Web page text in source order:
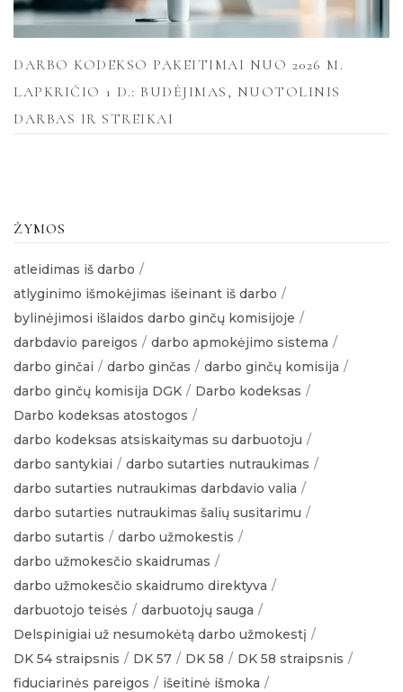
DARBO KODEKSO PAKEITIMAI NUO 2026 M.
LAPKRIČIO 1 D.: BUDĖJIMAS, NUOTOLINIS
DARBAS IR STREIKAI
ŽYMOS
atleidimas iš darbo
atlyginimo išmokėjimas išeinant iš darbo
bylinėjimosi išlaidos darbo ginčų komisijoje
darbdavio pareigos
darbo apmokėjimo sistema
darbo ginčai
darbo ginčas
darbo ginčų komisija
darbo ginčų komisija DGK
Darbo kodeksas
Darbo kodeksas atostogos
darbo kodeksas atsiskaitymas su darbuotoju
darbo santykiai
darbo sutarties nutraukimas
darbo sutarties nutraukimas darbdavio valia
darbo sutarties nutraukimas šalių susitarimu
darbo sutartis
darbo užmokestis
darbo užmokesčio skaidrumas
darbo užmokesčio skaidrumo direktyva
darbuotojo teisės
darbuotojų sauga
Delspinigiai už nesumokėtą darbo užmokestį
DK 54 straipsnis
DK 57 DK 58
DK 58 straipsnis
fiduciarinės pareigos
išeitinė išmoka